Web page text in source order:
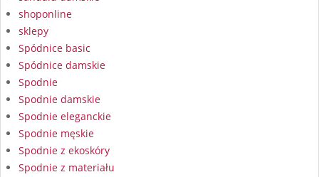
shoponline
sklepy
Spódnice basic
Spódnice damskie
Spodnie
Spodnie damskie
Spodnie eleganckie
Spodnie męskie
Spodnie z ekoskóry
Spodnie z materiału